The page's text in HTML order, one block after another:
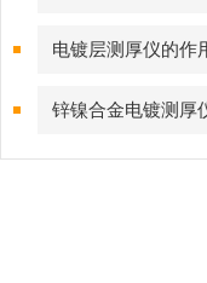
能、行业应用与技术
电镀层测厚仪的作
向分析
锌镍合金电镀测厚
法与重要性